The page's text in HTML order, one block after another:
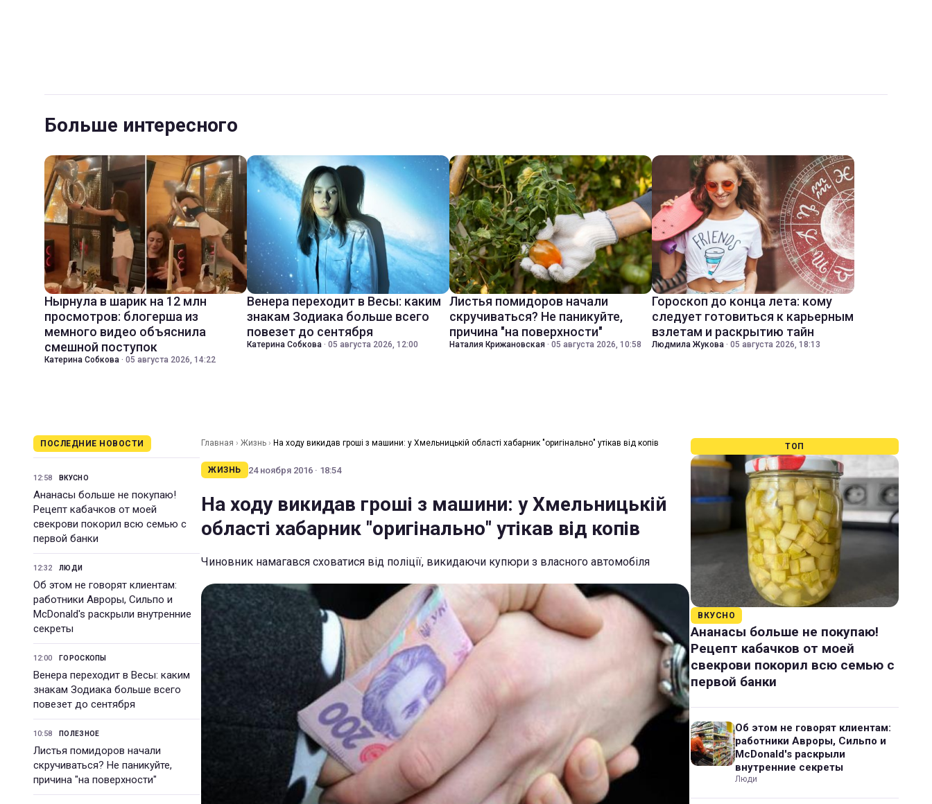
Больше интересного
Нырнула в шарик на 12 млн
просмотров: блогерша из
мемного видео объяснила
смешной поступок
Катерина Собкова · 05 августа 2026, 14:22
Венера переходит в Весы: каким
знакам Зодиака больше всего
повезет до сентября
Катерина Собкова · 05 августа 2026, 12:00
Листья помидоров начали
скручиваться? Не паникуйте,
причина "на поверхности"
Наталия Крижановская · 05 августа 2026, 10:58
Гороскоп до конца лета: кому
следует готовиться к карьерным
взлетам и раскрытию тайн
Людмила Жукова · 05 августа 2026, 18:13
ПОСЛЕДНИЕ НОВОСТИ
12:58 ВКУСНО
Ананасы больше не покупаю!
Рецепт кабачков от моей
свекрови покорил всю семью с
первой банки
12:32 ЛЮДИ
Об этом не говорят клиентам:
работники Авроры, Сильпо и
McDonald's раскрыли внутренние
секреты
12:00 ГОРОСКОПЫ
Венера переходит в Весы: каким
знакам Зодиака больше всего
повезет до сентября
10:58 ПОЛЕЗНОЕ
Листья помидоров начали
скручиваться? Не паникуйте,
причина "на поверхности"
Главная › Жизнь › На ходу викидав гроші з машини: у Хмельницькій області хабарник "оригінально" утікав від копів
ЖИЗНЬ 24 ноября 2016 · 18:54
На ходу викидав гроші з машини: у Хмельницькій
області хабарник "оригінально" утікав від копів
Чиновник намагався сховатися від поліції, викидаючи купюри з власного автомобіля
ТОП
ВКУСНО
Ананасы больше не покупаю!
Рецепт кабачков от моей
свекрови покорил всю семью с
первой банки
Об этом не говорят клиентам:
работники Авроры, Сильпо и
McDonald's раскрыли
внутренние секреты
Люди